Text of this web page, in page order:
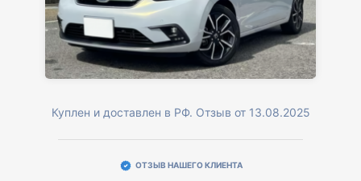
Куплен и доставлен в РФ. Отзыв от 13.08.2025
ОТЗЫВ НАШЕГО КЛИЕНТА